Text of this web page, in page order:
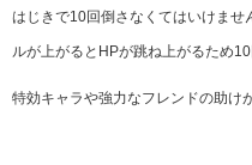
はじきで10回倒さなくてはいけま
ルが上がるとHPが跳ね上がるため
特効キャラや強力なフレンドの助け